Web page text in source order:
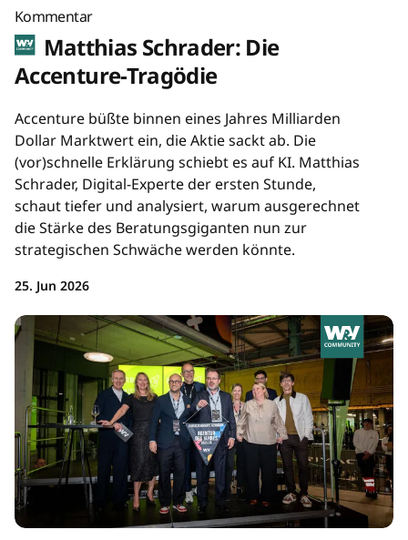
Kommentar
Matthias Schrader: Die
Accenture-Tragödie
Accenture büßte binnen eines Jahres Milliarden
Dollar Marktwert ein, die Aktie sackt ab. Die
(vor)schnelle Erklärung schiebt es auf KI. Matthias
Schrader, Digital-Experte der ersten Stunde,
schaut tiefer und analysiert, warum ausgerechnet
die Stärke des Beratungsgiganten nun zur
strategischen Schwäche werden könnte.
25. Jun 2026